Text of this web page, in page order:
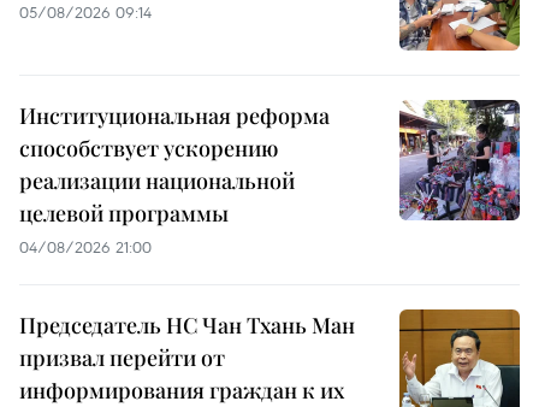
05/08/2026 09:14
Институциональная реформа
способствует ускорению
реализации национальной
целевой программы
04/08/2026 21:00
Председатель НС Чан Тхань Ман
призвал перейти от
информирования граждан к их